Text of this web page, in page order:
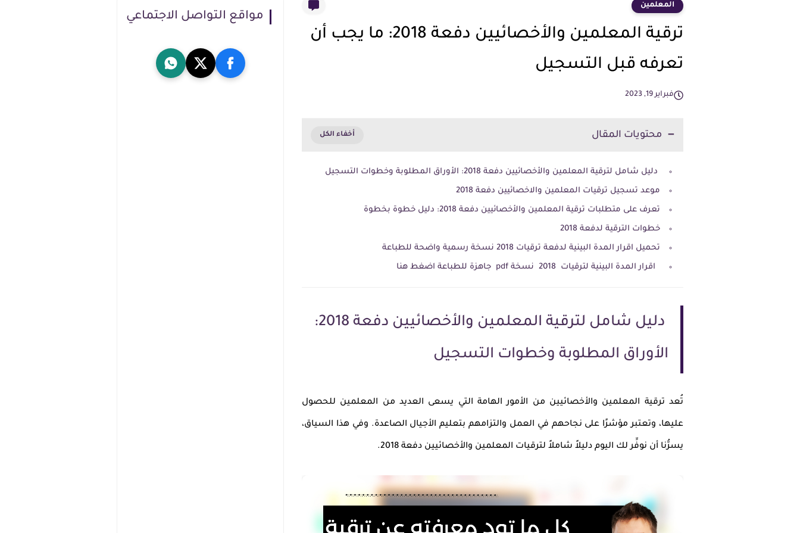
المعلمين
ترقية المعلمين والأخصائيين دفعة 2018: ما يجب أن
تعرفه قبل التسجيل
فبراير 19, 2023
محتويات المقال
دليل شامل لترقية المعلمين والأخصائيين دفعة 2018: الأوراق المطلوبة وخطوات التسجيل
موعد تسجيل ترقيات المعلمين والاخصائيين دفعة 2018
تعرف على متطلبات ترقية المعلمين والأخصائيين دفعة 2018: دليل خطوة بخطوة
خطوات الترقية لدفعة 2018
تحميل اقرار المدة البينية لدفعة ترقيات 2018 نسخة رسمية واضحة للطباعة
اقرار المدة البينية لترقيات 2018 نسخة pdf جاهزة للطباعة اضغط هنا
دليل شامل لترقية المعلمين والأخصائيين دفعة 2018:
الأوراق المطلوبة وخطوات التسجيل
تُعد ترقية المعلمين والأخصائيين من الأمور الهامة التي يسعى العديد من المعلمين للحصول
عليها، وتعتبر مؤشرًا على نجاحهم في العمل والتزامهم بتعليم الأجيال الصاعدة. وفي هذا السياق،
يسرُّنا أن نوفِّر لك اليوم دليلاً شاملاً لترقيات المعلمين والأخصائيين دفعة 2018.
مواقع التواصل الاجتماعي